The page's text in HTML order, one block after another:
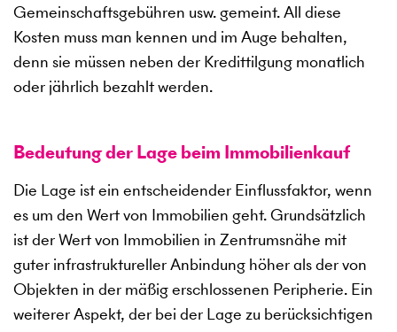
Gemeinschaftsgebühren usw. gemeint. All diese
Kosten muss man kennen und im Auge behalten,
denn sie müssen neben der Kredittilgung monatlich
oder jährlich bezahlt werden.
Bedeutung der Lage beim Immobilienkauf
Die Lage ist ein entscheidender Einflussfaktor, wenn
es um den Wert von Immobilien geht. Grundsätzlich
ist der Wert von Immobilien in Zentrumsnähe mit
guter infrastruktureller Anbindung höher als der von
Objekten in der mäßig erschlossenen Peripherie. Ein
weiterer Aspekt, der bei der Lage zu berücksichtigen